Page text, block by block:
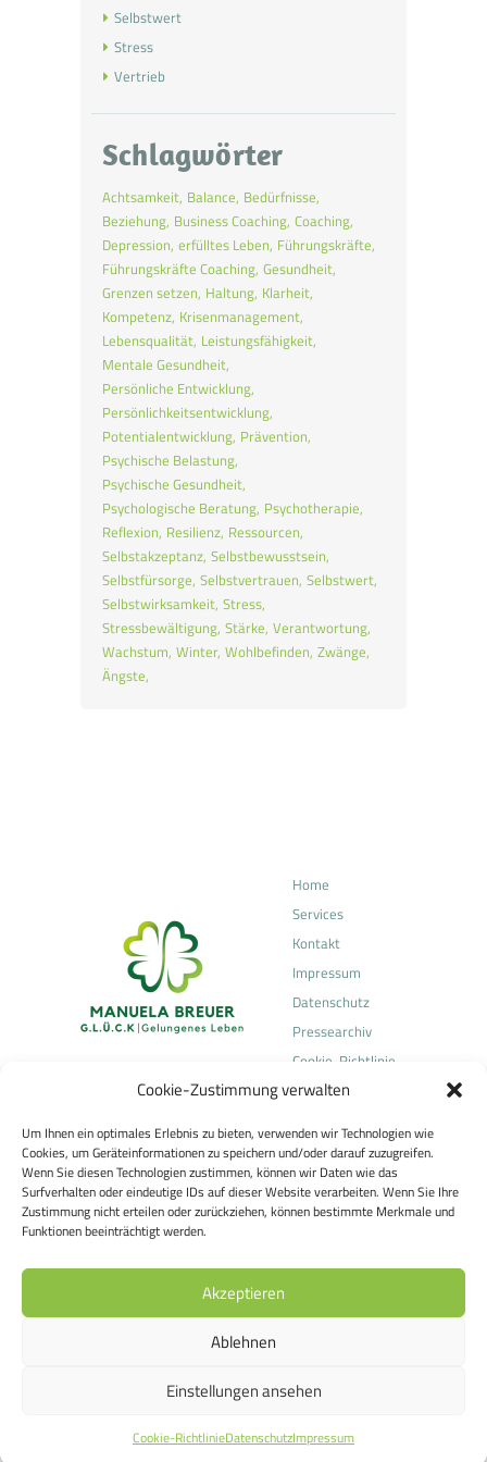
Cookie-Zustimmung verwalten
Um Ihnen ein optimales Erlebnis zu bieten, verwenden wir Technologien wie
Cookies, um Geräteinformationen zu speichern und/oder darauf zuzugreifen.
Wenn Sie diesen Technologien zustimmen, können wir Daten wie das
Surfverhalten oder eindeutige IDs auf dieser Website verarbeiten. Wenn Sie Ihre
Zustimmung nicht erteilen oder zurückziehen, können bestimmte Merkmale und
Funktionen beeinträchtigt werden.
Akzeptieren
Ablehnen
Einstellungen ansehen
Cookie-RichtlinieDatenschutzImpressum
Selbstwert
Stress
Vertrieb
Schlagwörter
Achtsamkeit Balance Bedürfnisse
Beziehung Business Coaching Coaching
Depression erfülltes Leben Führungskräfte
Führungskräfte Coaching Gesundheit
Grenzen setzen Haltung Klarheit
Kompetenz Krisenmanagement
Lebensqualität Leistungsfähigkeit
Mentale Gesundheit
Persönliche Entwicklung
Persönlichkeitsentwicklung
Potentialentwicklung Prävention
Psychische Belastung
Psychische Gesundheit
Psychologische Beratung Psychotherapie
Reflexion Resilienz Ressourcen
Selbstakzeptanz Selbstbewusstsein
Selbstfürsorge Selbstvertrauen Selbstwert
Selbstwirksamkeit Stress
Stressbewältigung Stärke Verantwortung
Wachstum Winter Wohlbefinden Zwänge
Ängste
Home
Services
Kontakt
Impressum
Datenschutz
Pressearchiv
Cookie-Richtlinie
(EU)
Manuela Breuer
Heilpraktikerin für Psychotherapie
Telefonische Kontaktaufnahme über
Team Concept Dr. Breuer und Partner GmbH
manuela.breuer@teamconcept.de
63500 Seligenstadt